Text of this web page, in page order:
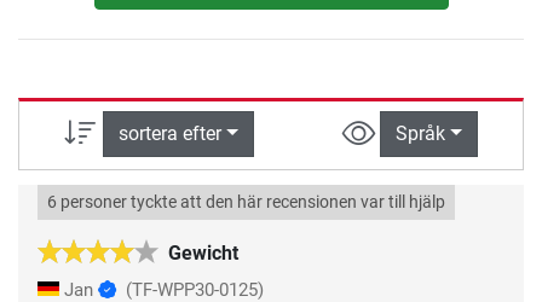
sortera efter Språk
Gewicht
6 personer tyckte att den här recensionen var till hjälp
Jan (TF-WPP30-0125)